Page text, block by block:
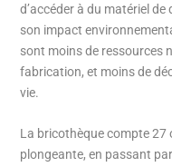
d’accéder à du matériel
son impact
sont moins de ressources
fabrication, et moins de
vie.
La bricothèque compte 27
plongeante, en passant